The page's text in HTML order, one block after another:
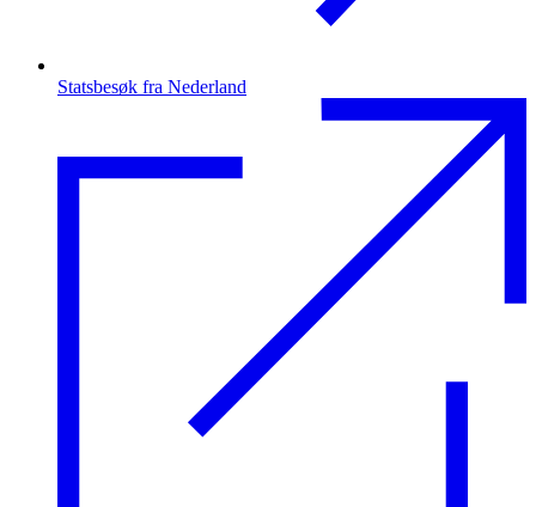
Statsbesøk fra Nederland